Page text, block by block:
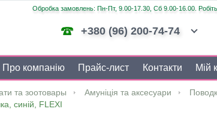
Обробка замовлень: Пн-Пт, 9.00-17.30, Сб 9.00-16.00.
+380 (96) 200-74-74
Про компанію Прайс-лист Контакти Мій
та зоотовары Амуніція та аксесуари
синій, FLEXI